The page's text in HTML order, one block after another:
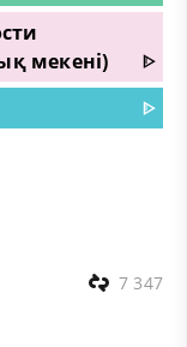
мекені)
ᐈ
ᐈ
7 347